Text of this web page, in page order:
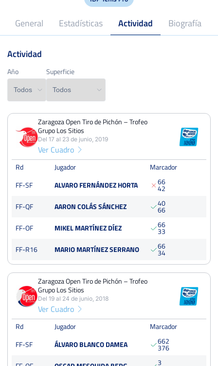
General Estadísticas Actividad Biografía
Profesional desde
Año Superficie
PERDIDOS PARTIDOSGANADOS
1 6
PERDIDOS SETS
3 9
PERDIDOS JUEGOS GANADOS
64
Zaragoza Open Tiro de Pichón – Trofeo Grupo Los Sitios
Del 17 al 23 de junio, 2019
Semifinales
250 Puntos
Tierra
Zaragoza Open Tiro de Pichón – Trofeo Grupo Los Sitios
Del 19 al 24 de junio, 2018
Semifinales
Actividad
Año Superficie
Zaragoza Open Tiro de Pichón – Trofeo
Grupo Los Sitios
Del 17 al 23 de junio, 2019
Ver Cuadro
Rd Jugador
Marcador
FF-SF
ALVARO FERNÁNDEZ HORTA 6
4
6
2
FF-QF
AARON COLÁS SÁNCHEZ 4
6
0
6
FF-OF
MIKEL MARTÍNEZ DÍEZ 6
3
6
3
FF-R16
MARIO MARTÍNEZ SERRANO 6
3
6
4
Zaragoza Open Tiro de Pichón – Trofeo
Grupo Los Sitios
Del 19 al 24 de junio, 2018
Ver Cuadro
Rd Jugador
Marcador
FF-SF
ÁLVARO BLANCO DAMEA 6
3
6
7
2
6
3